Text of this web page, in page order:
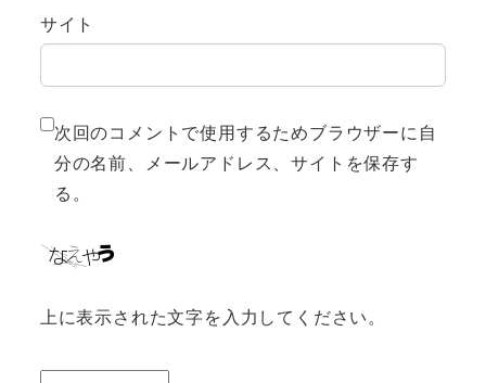
サイト
次回のコメントで使用するためブラウザーに自
分の名前、メールアドレス、サイトを保存す
る。
上に表示された文字を入力してください。